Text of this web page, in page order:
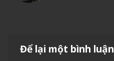
Để lại một bình luận